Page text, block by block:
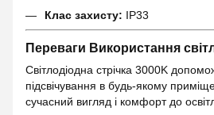
Клас захисту: IP33
Переваги Використання
Світлодіодна стрічка 3000K
підсвічування в будь-якому
сучасний вигляд і комфорт до